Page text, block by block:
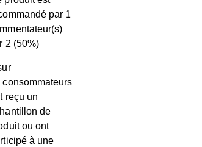
5 étoiles.
étoiles.
étoiles.
étoiles.
1 étoile.
par 1
2 (50%)
consommateurs
reçu un
de
ou ont
à une